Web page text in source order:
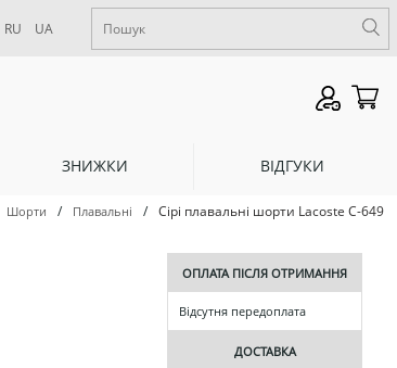
RU UA
ЗНИЖКИ ВІДГУКИ
Шорти / Плавальні / Сірі плавальні шорти Lacoste С-649
ОПЛАТА ПІСЛЯ ОТРИМАННЯ
Відсутня передоплата
ДОСТАВКА